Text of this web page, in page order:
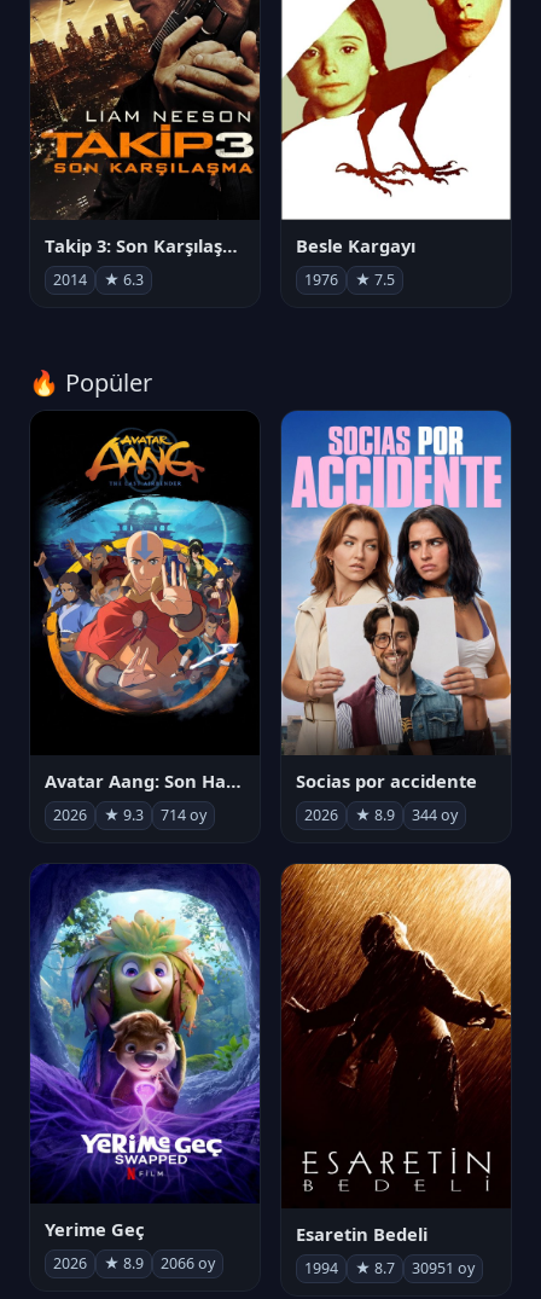
Takip 3: Son Karşılaşma
2014 ★ 6.3
Besle Kargayı
1976 ★ 7.5
🔥 Popüler
Avatar Aang: Son Havabükücü
2026 ★ 9.3 714 oy
Socias por accidente
2026 ★ 8.9 344 oy
Yerime Geç
2026 ★ 8.9 2066 oy
Esaretin Bedeli
1994 ★ 8.7 30951 oy